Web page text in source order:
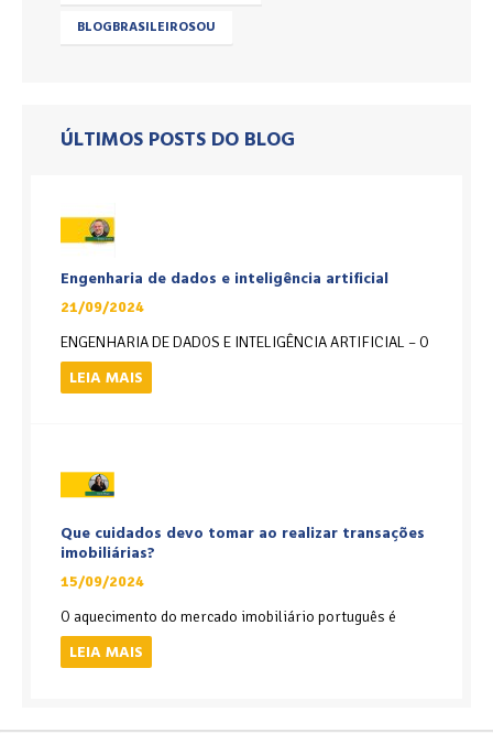
BLOGBRASILEIROSOU
ÚLTIMOS POSTS DO BLOG
Engenharia de dados e inteligência artificial
21/09/2024
ENGENHARIA DE DADOS E INTELIGÊNCIA ARTIFICIAL – O
LEIA MAIS
Que cuidados devo tomar ao realizar transações
imobiliárias?
15/09/2024
O aquecimento do mercado imobiliário português é
LEIA MAIS